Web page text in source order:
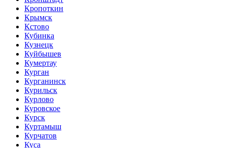
Кропоткин
Крымск
Кстово
Кубинка
Кузнецк
Куйбышев
Кумертау
Курган
Курганинск
Курильск
Курлово
Куровское
Курск
Куртамыш
Курчатов
Куса